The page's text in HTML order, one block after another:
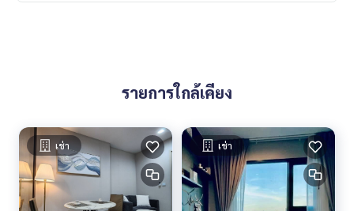
รายการใกล้เคียง
เช่า เช่า